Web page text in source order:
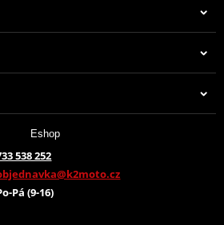
Eshop
538 252
Pá (9-16)